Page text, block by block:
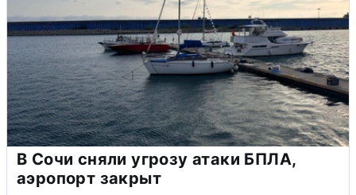
В Сочи сняли угрозу атаки БПЛА,
аэропорт закрыт